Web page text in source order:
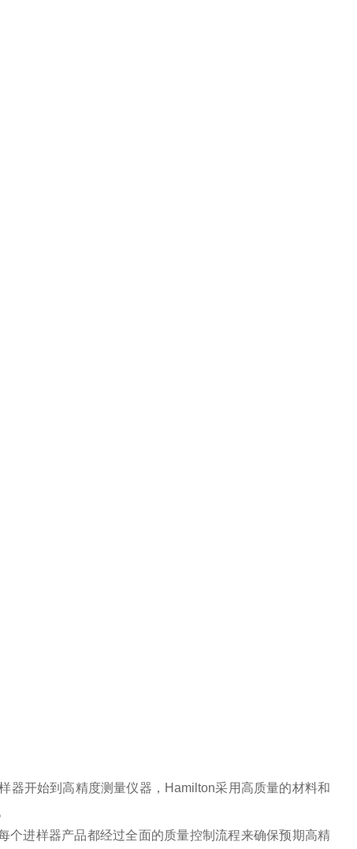
器开始到高精度测量仪器， Hamilton采用高质量的材料和
个进样器产品都经过全面的质量控制流程来确保预期高精